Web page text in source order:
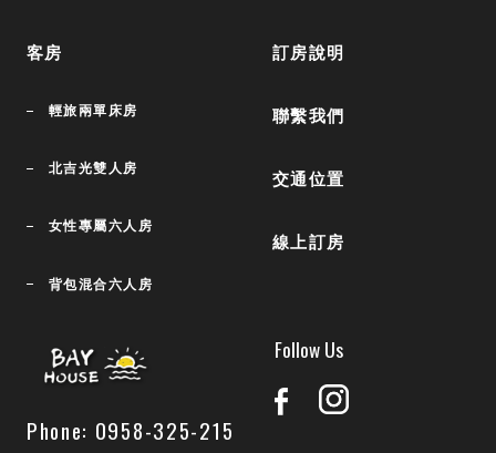
客房
輕旅兩單床房
北吉光雙人房
女性專屬六人房
背包混合六人房
訂房說明
聯繫我們
交通位置
線上訂房
Phone: 0958-325-215
Follow Us